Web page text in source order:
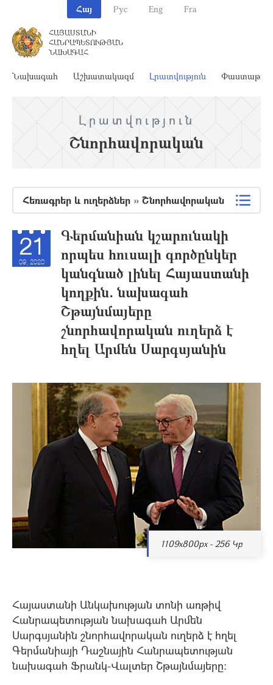
Հայ Рус Eng Fra
ՀԱՅԱՍՏԱՆԻ
ՀԱՆՐԱՊԵՏՈՒԹՅԱՆ
ՆԱԽԱԳԱՀ
Նախագահ Աշխատակազմ Լրատվություն
Լրատվություն
Շնորհավորական
Հեռագրեր և ուղերձներ » Շնորհավորական
21
09, 2020
Գերմանիան կշարունակի
որպես հուսալի գործընկեր
կանգնած լինել Հայաստանի
կողքին. նախագահ
Շթայնմայերը
շնորհավորական ուղերձ է
հղել Արմեն Սարգսյանին
1109x800px - 256 Կբ
Հայաստանի Անկախության տոնի առթիվ
Հանրապետության նախագահ Արմեն
Սարգսյանին շնորհավորական ուղերձ է հղել
Գերմանիայի Դաշնային Հանրապետության
նախագահ Ֆրանկ-Վալտեր Շթայնմայերը: